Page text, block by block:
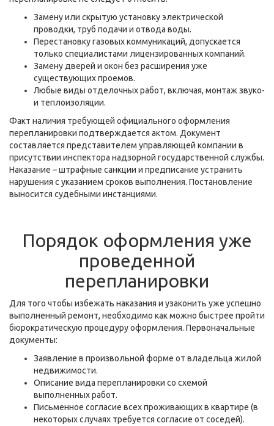
Замену или скрытую установку электрической
проводки, труб подачи и отвода воды.
Перестановку газовых коммуникаций, допускается
только специалистами лицензированных компаний.
Замену дверей и окон без расширения уже
существующих проемов.
Любые виды отделочных работ, включая, монтаж звуко-
и теплоизоляции.
Факт наличия требующей официального оформления
перепланировки подтверждается актом. Документ
составляется представителем управляющей компании в
присутствии инспектора надзорной государственной службы.
Наказание – штрафные санкции и предписание устранить
нарушения с указанием сроков выполнения. Постановление
выносится судебными инстанциями.
Порядок оформления уже
проведенной
перепланировки
Для того чтобы избежать наказания и узаконить уже успешно
выполненный ремонт, необходимо как можно быстрее пройти
бюрократическую процедуру оформления. Первоначальные
документы:
Заявление в произвольной форме от владельца жилой
недвижимости.
Описание вида перепланировки со схемой
выполненных работ.
Письменное согласие всех проживающих в квартире (в
некоторых случаях требуется согласие от соседей).